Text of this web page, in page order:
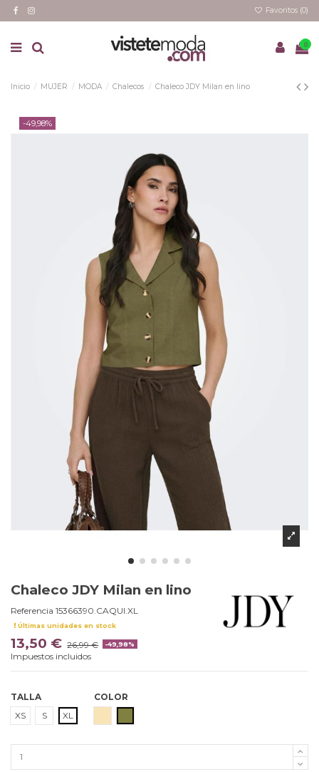
Favoritos (0)
0
Inicio MUJER MODA Chalecos Chaleco JDY Milan en lino
-49,98%
Chaleco JDY Milan en lino
Referencia 15366390.CAQUI.XL
Últimas unidades en stock
13,50 € 26,99 € -49,98%
Impuestos incluidos
TALLA
XS
S XL
COLOR